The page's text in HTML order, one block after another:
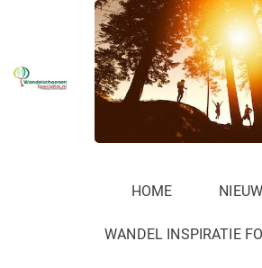
HOME
WANDEL INSPIRATIE